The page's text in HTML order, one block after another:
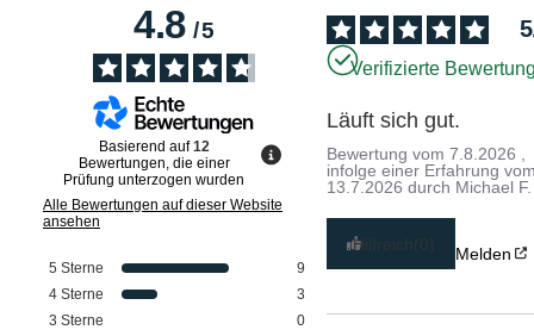
4.8/5
Basierend auf12
Bewertungen, die einer
Prüfung unterzogen wurden
Alle Bewertungen auf dieser Website
ansehen
5 Sterne
9
4 Sterne
3
3 Sterne
0
5
Verifizierte
Läuft sich gut.
Bewertung vom7.8.2026
infolge einer Erfahrung
13.7.2026 durch Michael F.
Hilfreich(0) Melden